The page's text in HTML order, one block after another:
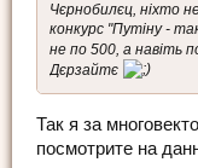
Чєрнобилєц, ніхто
конкурс "Путіну -
не по 500, а навіть
Дєрзайтє
Так я за
посмотрите на